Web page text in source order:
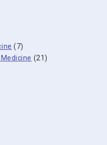
(7)
(21)